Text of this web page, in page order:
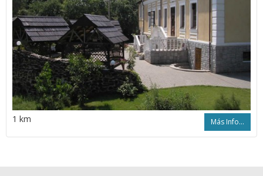
1 km Más Info...